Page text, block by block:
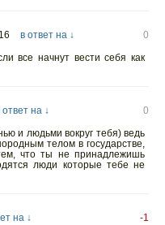
в ответ на ↓
0
все начнут вести себя как
ответ на ↓
0
и людьми вокруг тебя) ведь
телом в государстве,
что ты не принадлежишь
люди которые тебе не
на ↓
-1